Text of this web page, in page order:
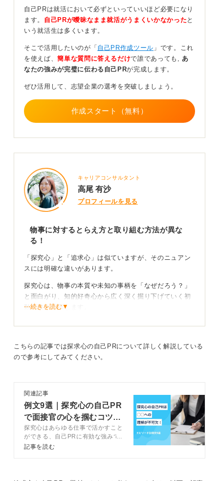
自己PRで効果的に使うには、どのような職種を志望する
のでしょうか。
探究心は、新しいアイデアや知識を生み出すような研究
職やエンジニア、企画やマーケティングなどの職種の企
業が求める人物像に近く評価されやすいでしょう。
一方の追求心は、数字にこだわり成果を出すような営業
のではないでしょうか。
これらの言葉の使い分けに関してですが、学び続ける姿
ましょう。
0
自己PRは就活において必ずといっていいほど必要になり
ます。 自己PRが曖昧なまま就活がうまくいかなかった と
いう就活生は多くいます。
そこで活用したいのが「 自己PR作成ツール 」です。これ
を使えば、簡単な質問に答えるだけで誰であっても, あ
なたの強みが完璧に伝わる自己PRが完成します。
ぜひ活用して、志望企業の選考を突破しましょう。
作成スタート（無料）
キャリアコンサルタント
高尾 有沙
プロフィールを見る
物事に対するとらえ方と取り組む方法が異な
る！
「探究心」と「追求心」は似ていますが、そのニュアン
スには明確な違いがあります。
探究心は、物事の本質や未知の事柄を「なぜだろう？」
と面白がり、知的好奇心から広く深く掘り下げていく初
動の強さを示します。
それぞれの言葉に沿った経験を企業に合わせて伝え
よう
⋯続きを読む▼
こちらの記事では探求心の自己PRについて詳しく解説している
ので参考にしてみてください。
関連記事
例文9選｜探究心の自己PR
で面接官の心を掴むコツを
徹底解説
探究心はあらゆる仕事で活かすこと
ができる、自己PRに有効な強みで
す。記事ではキャリアアドバイザー
記事を読む